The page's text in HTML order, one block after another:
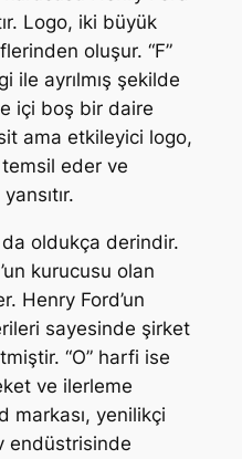
Logo, iki büyük
oluşur. “F”
ile ayrılmış şekilde
içi boş bir daire
ama etkileyici logo,
temsil eder ve
oldukça derindir.
kurucusu olan
Henry Ford’un
sayesinde şirket
“O” harfi ise
ve ilerleme
markası, yenilikçi
endüstrisinde